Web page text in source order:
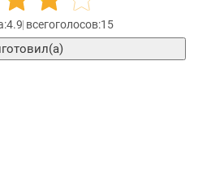
4.9 15